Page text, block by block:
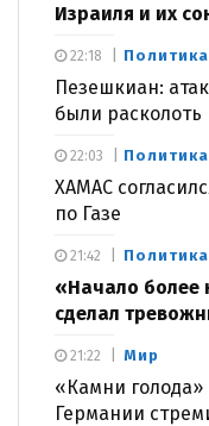
Израиля и их
Политика
Пезешкиан:
были расколоть
22:18
Политика
ХАМАС
по Газе
22:03
Политика
«Начало более
сделал
21:42
Мир
«Камни голода»
Германии
21:22